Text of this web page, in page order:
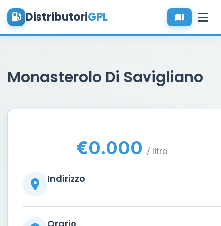
DistributoriGPL
Monasterolo Di Savigliano
€0.000 / litro
Indirizzo
Orario